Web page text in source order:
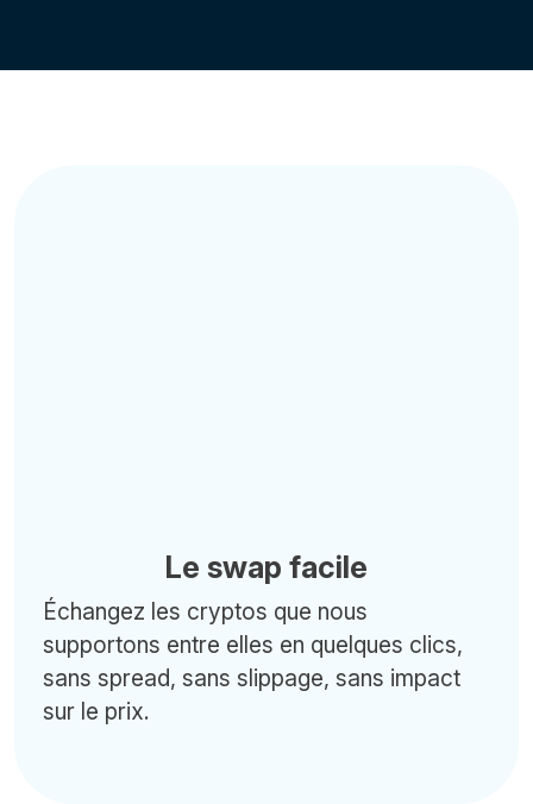
Le swap facile
Échangez les cryptos que nous
supportons entre elles en quelques clics,
sans spread, sans slippage, sans impact
sur le prix.